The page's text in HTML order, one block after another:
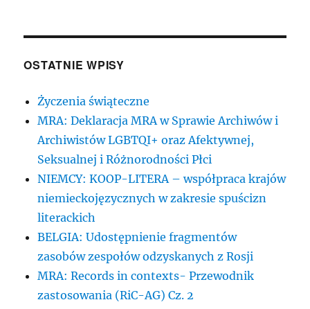
OSTATNIE WPISY
Życzenia świąteczne
MRA: Deklaracja MRA w Sprawie Archiwów i
Archiwistów LGBTQI+ oraz Afektywnej,
Seksualnej i Różnorodności Płci
NIEMCY: KOOP-LITERA – współpraca krajów
niemieckojęzycznych w zakresie spuścizn
literackich
BELGIA: Udostępnienie fragmentów
zasobów zespołów odzyskanych z Rosji
MRA: Records in contexts- Przewodnik
zastosowania (RiC-AG) Cz. 2